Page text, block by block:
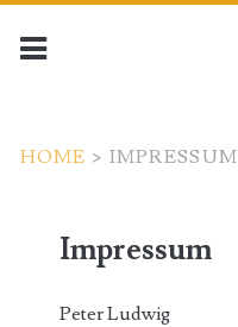
HOME > IMPRESSUM
Impressum
Peter Ludwig